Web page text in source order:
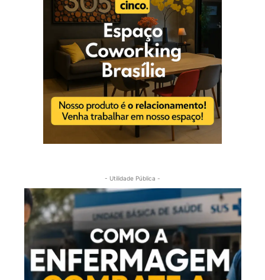
- Utilidade Pública -